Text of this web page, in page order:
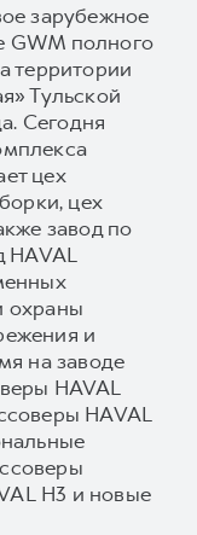
зарубежное
GWM полного
территории
Тульской
Сегодня
цех
цех
завод по
HAVAL
охраны
и
на заводе
HAVAL
HAVAL
H3 и новые